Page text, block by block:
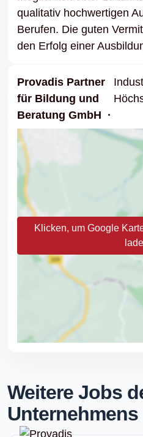
qualitativ hochwertigen
Berufen. Die guten
den Erfolg einer
Provadis Partner
für Bildung und
Beratung GmbH
Klicken, um Google
Weitere Jobs
Unternehmens